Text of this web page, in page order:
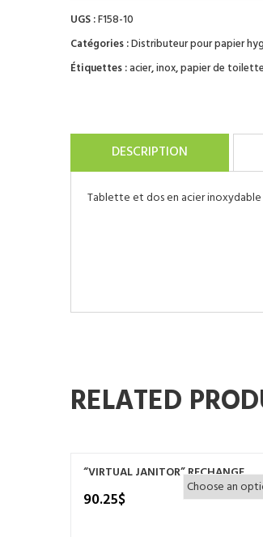
UGS :F158-10
Catégories :Distributeur pour papier
Étiquettes :acier,inox,papier de toilette
DESCRIPTION
Tablette et dos en acier inoxydable
RELATED
“VIRTUAL JANITOR” RECHANGE
90.25$